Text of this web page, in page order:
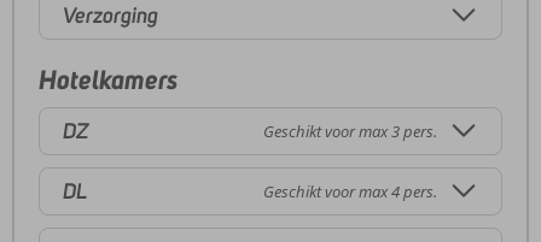
Verzorging
Hotelkamers
DZ Geschikt voor max 3 pers.
DL Geschikt voor max 4 pers.